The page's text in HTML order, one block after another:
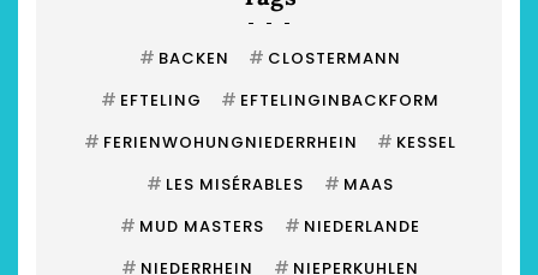
# BACKEN # CLOSTERMANN
# EFTELING # EFTELINGINBACKFORM
# FERIENWOHUNGNIEDERRHEIN # KESSEL
# LES MISÉRABLES # MAAS
# MUD MASTERS # NIEDERLANDE
# NIEDERRHEIN # NIEPERKUHLEN